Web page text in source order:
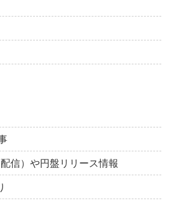
信）や円盤リリース情報